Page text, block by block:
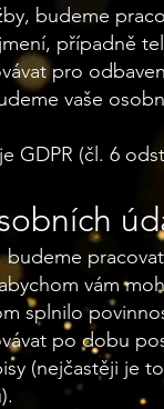
budeme
případně
pro
vaše
GDPR (čl. 6
vám
splnilo
po dobu
(nejčastěji je